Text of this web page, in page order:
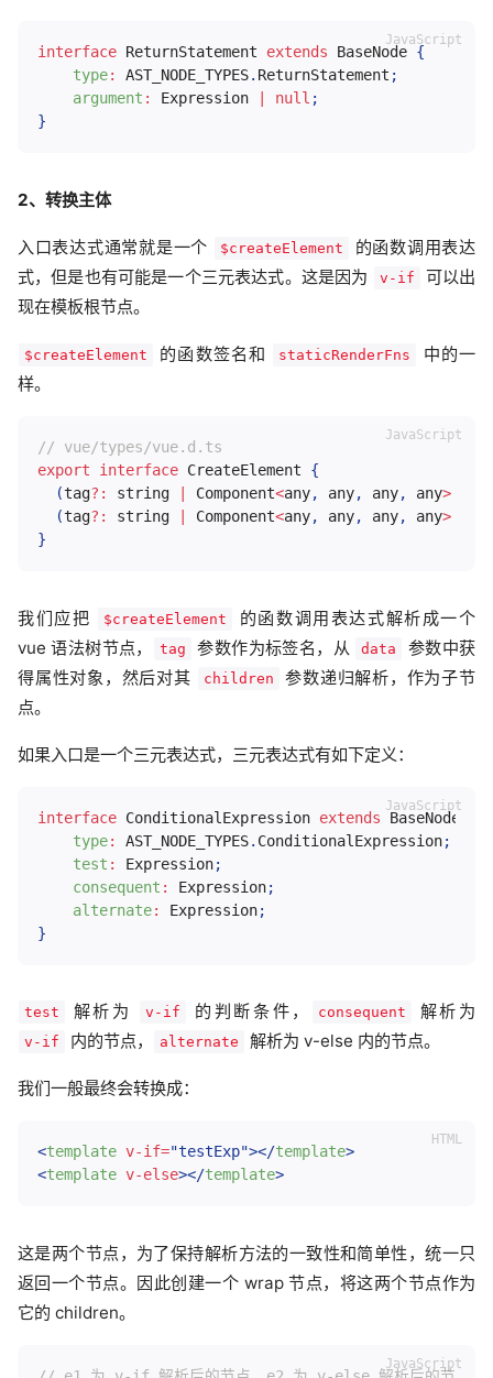
interface ReturnStatement extends BaseNode {
type: AST_NODE_TYPES. ReturnStatement ;
argument : Expression null ;
}
2、转换主体
入口表达式通常就是一个 $createElement
的函数调用表达
式，但是也有可能是一个三元表达式。这是因为
v-if
可以出
现在模板根节点。
$createElement 的函数签名和 staticRenderFns
中的一
样。
// vue/types/vue.d.ts
export
interface CreateElement
{
(tag? : string Component<any, any, any, any>
(tag? : string Component<any, any, any, any>
}
我们应把 $createElement
的函数调用表达式解析成一个
vue 语法树节点，
tag 参数作为标签名，从 data
参数中获
得属性对象，然后对其
children
参数递归解析，作为子节
点。
如果入口是一个三元表达式，三元表达式有如下定义：
interface ConditionalExpression extends BaseNode
type: AST_NODE_TYPES. ConditionalExpression;
test : Expression;
consequent : Expression;
alternate: Expression;
}
test 解析为 v-if 的判断条件， consequent 解析为
v-if 内的节点， alternate 解析为 v-else 内的节点。
我们一般最终会转换成：
<template v-if="testExp"></template>
<template v-else></template>
这是两个节点，为了保持解析方法的一致性和简单性，统一只
返回一个节点。因此创建一个 wrap 节点，将这两个节点作为
它的 children。